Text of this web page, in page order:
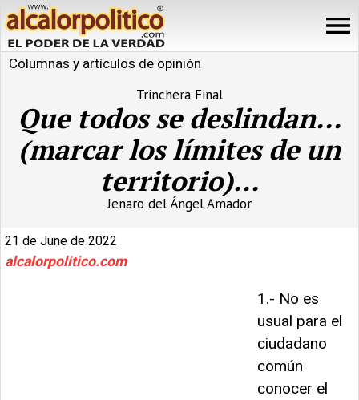
Columnas y artículos de opinión
Trinchera Final
Que todos se deslindan...
(marcar los límites de un
territorio)...
Jenaro del Ángel Amador
21 de June de 2022
alcalorpolitico.com
1.- No es
usual para el
ciudadano
común
conocer el